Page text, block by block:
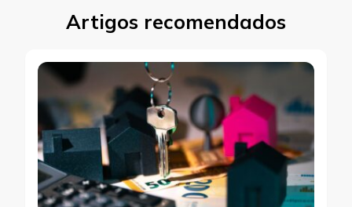
Artigos recomendados